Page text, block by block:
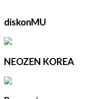
diskonMU
NEOZEN KOREA